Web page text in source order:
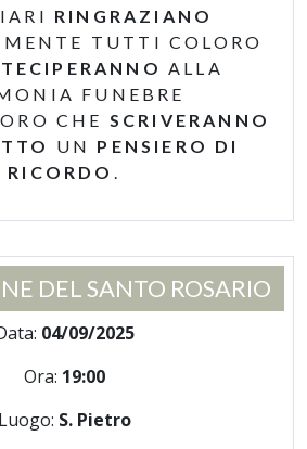
RINGRAZIANO
TUTTI COLORO
ALLA
FUNEBRE
CHE SCRIVERANNO
UN PENSIERO DI
RICORDO .
DEL SANTO ROSARIO
04/09/2025
Ora: 19:00
Luogo: S. Pietro